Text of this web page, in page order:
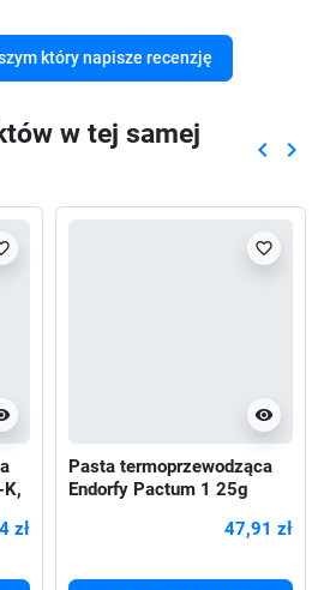
który napisze recenzję
w tej samej
keyboard_arrow_left keyboard_arrow_right
zł
visibility
favorite_border
Pasta termoprzewodząca
Endorfy Pactum 1 25g
47,91 zł